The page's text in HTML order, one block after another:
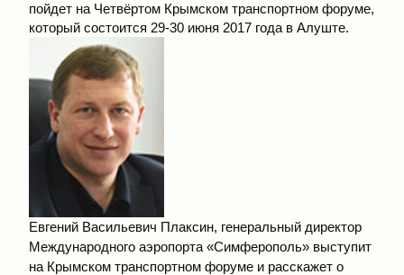
пойдет на Четвёртом Крымском транспортном форуме,
который состоится 29-30 июня 2017 года в Алуште.
Евгений Васильевич Плаксин, генеральный директор
Международного аэропорта «Симферополь» выступит
на Крымском транспортном форуме и расскажет о